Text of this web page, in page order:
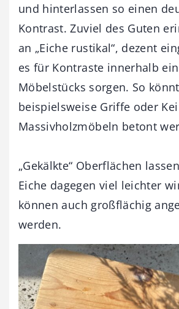
und hinterlassen so einen
Kontrast. Zuviel des Guten
an „Eiche rustikal“, dezent
es für Kontraste innerhalb
Möbelstücks sorgen. So
beispielsweise Griffe oder
Massivholzmöbeln betont
„Gekälkte“ Oberflächen
Eiche dagegen viel leichter
können auch großflächig
werden.